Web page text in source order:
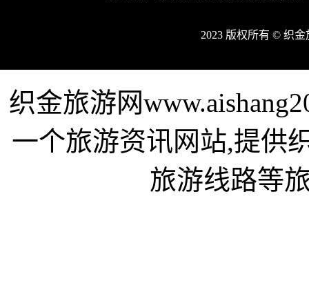
2023 版权所有 © 织
织金旅游网
一个旅游资讯网站,提供
旅游线路等